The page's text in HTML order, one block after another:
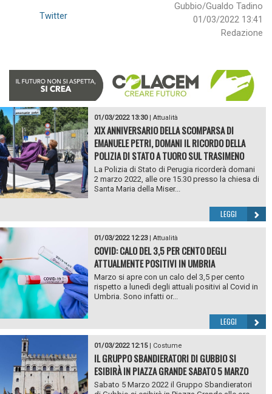
Gubbio/Gualdo Tadino
01/03/2022 13:41
Redazione
Twitter
01/03/2022 13:30| Attualità
XIX ANNIVERSARIO DELLA SCOMPARSA DI
EMANUELE PETRI, DOMANI IL RICORDO DELLA
POLIZIA DI STATO A TUORO SUL TRASIMENO
La Polizia di Stato di Perugia ricorderà domani
2 marzo 2022, alle ore 15.30 presso la chiesa di
Santa Maria della Miser...
LEGGI
01/03/2022 12:23| Attualità
COVID: CALO DEL 3,5 PER CENTO DEGLI
ATTUALMENTE POSITIVI IN UMBRIA
Marzo si apre con un calo del 3,5 per cento
rispetto a lunedì degli attuali positivi al Covid in
Umbria. Sono infatti or...
LEGGI
01/03/2022 12:15| Costume
IL GRUPPO SBANDIERATORI DI GUBBIO SI
ESIBIRÀ IN PIAZZA GRANDE SABATO 5 MARZO
Sabato 5 Marzo 2022 il Gruppo Sbandieratori